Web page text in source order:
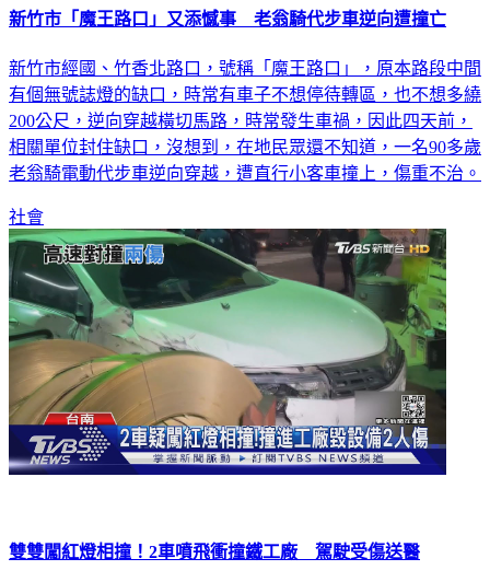
新竹市「魔王路口」又添憾事 老翁騎代步車逆向遭撞亡
新竹市經國、竹香北路口，號稱「魔王路口」，原本路段中間
有個無號誌燈的缺口，時常有車子不想停待轉區，也不想多繞
200公尺，逆向穿越橫切馬路，時常發生車禍，因此四天前，
相關單位封住缺口，沒想到，在地民眾還不知道，一名90多歲
老翁騎電動代步車逆向穿越，遭直行小客車撞上，傷重不治。
社會
雙雙闖紅燈相撞！2車噴飛衝撞鐵工廠 駕駛受傷送醫